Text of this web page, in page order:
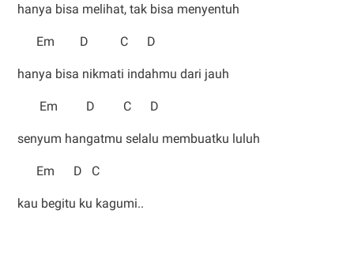
hanya bisa melihat, tak bisa menyentuh
Em D C D
hanya bisa nikmati indahmu dari jauh
Em D C D
senyum hangatmu selalu membuatku luluh
Em D C
kau begitu ku kagumi..